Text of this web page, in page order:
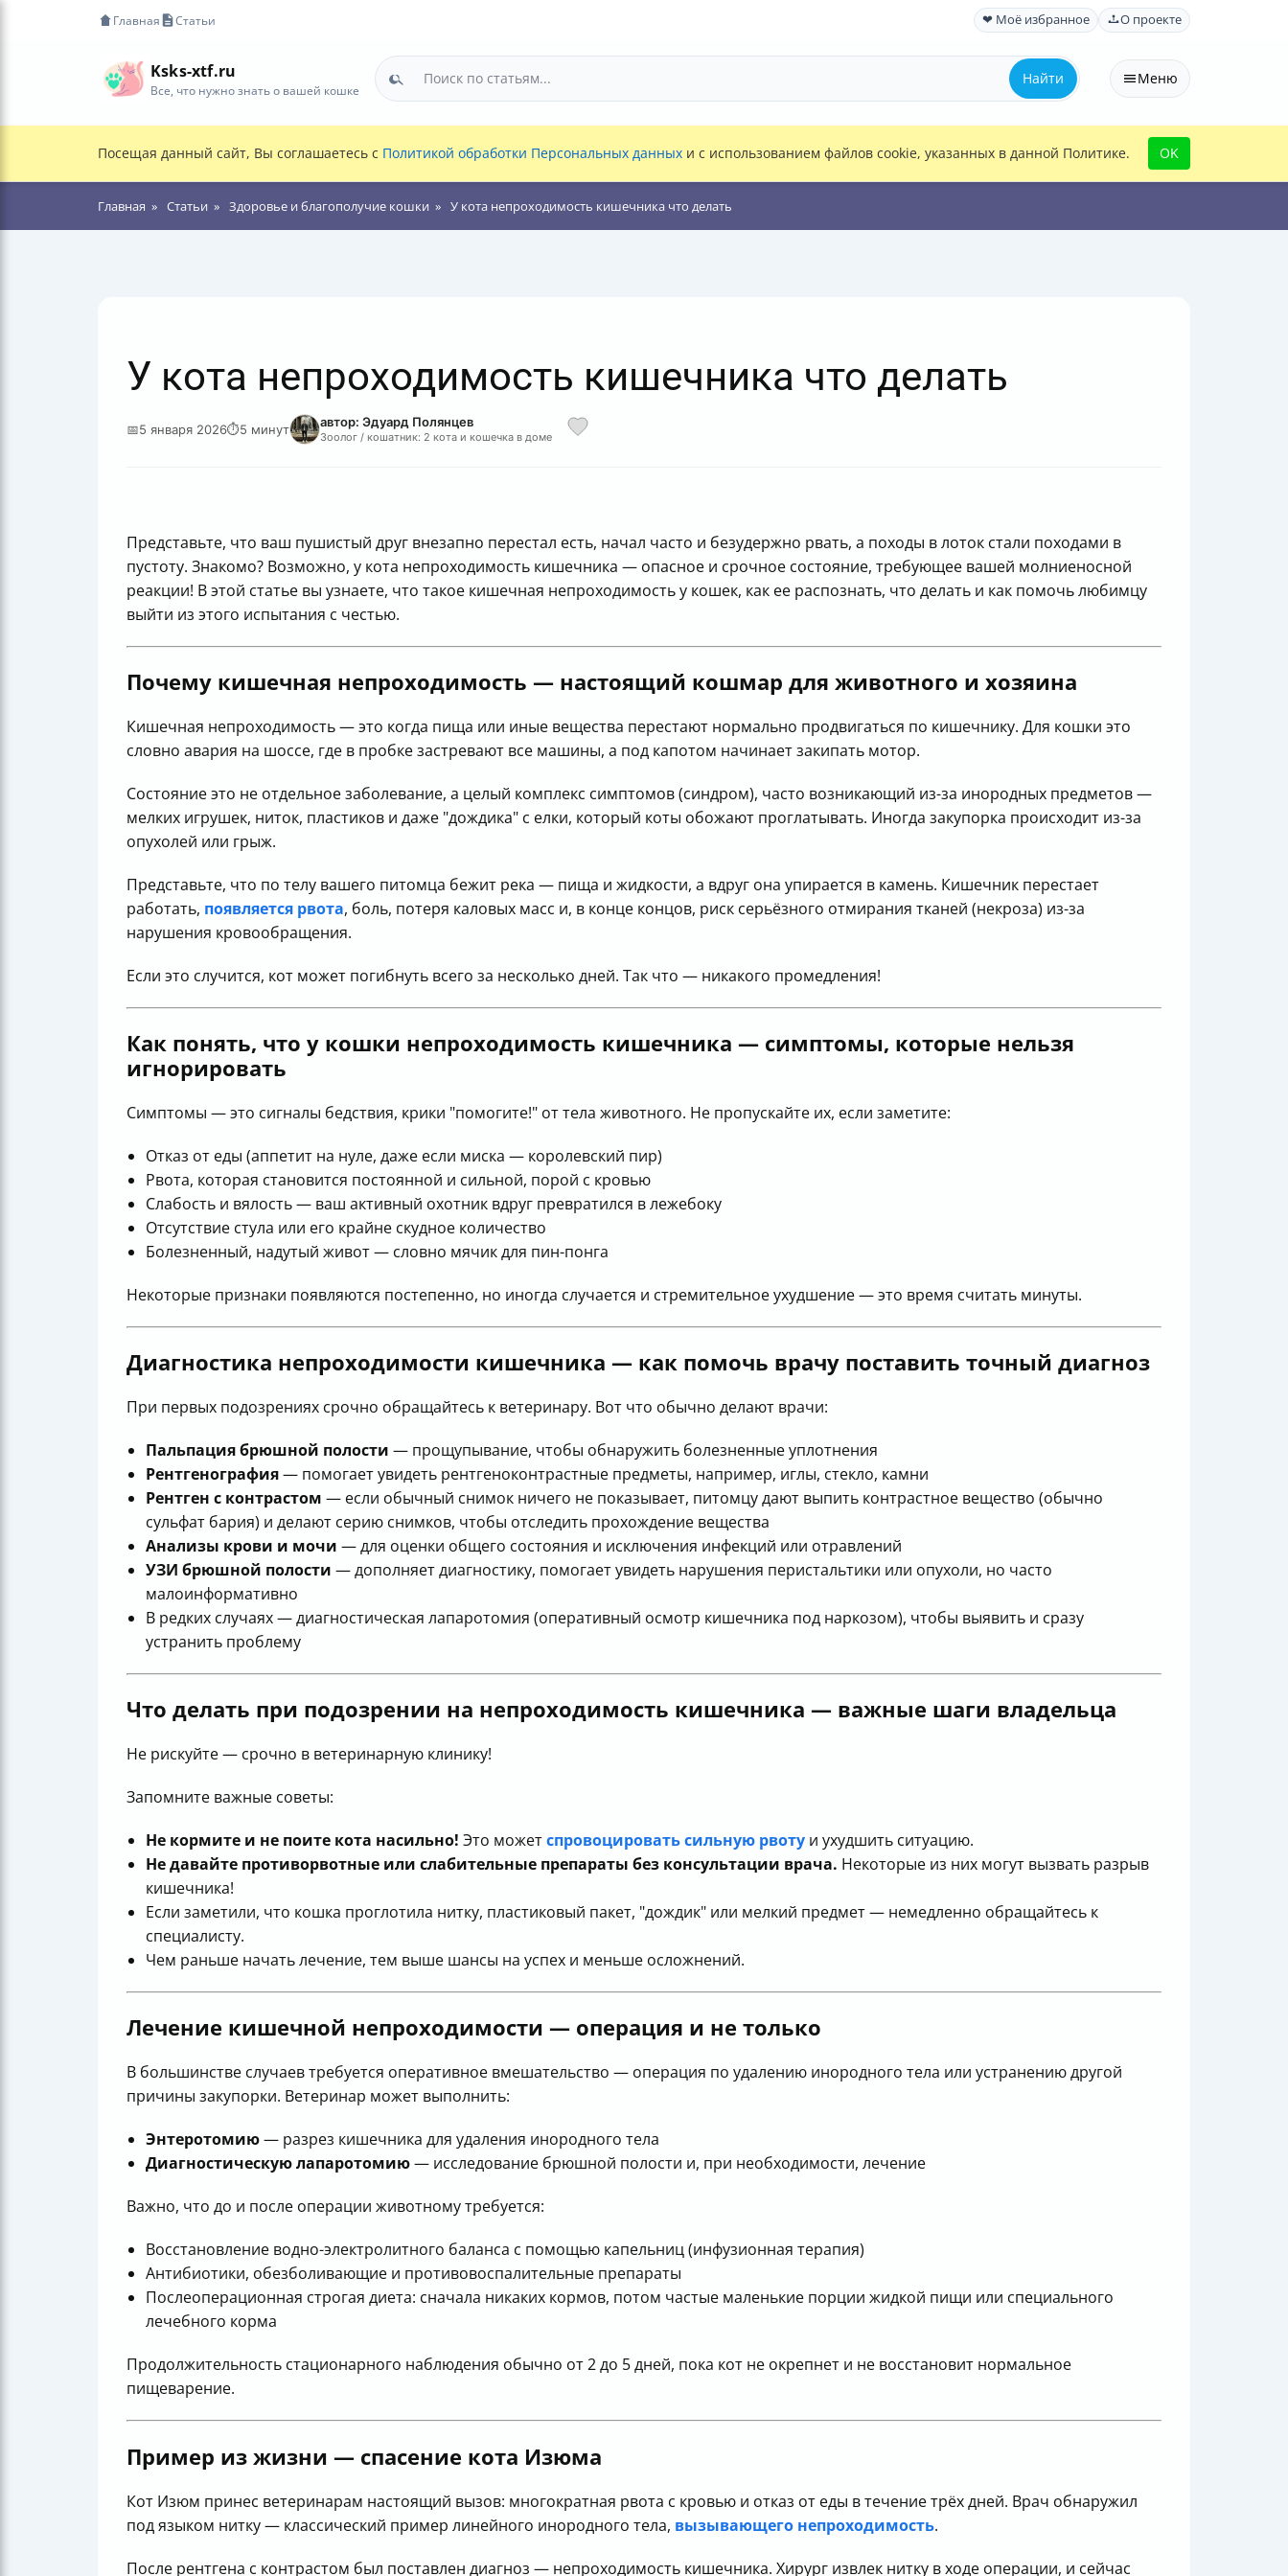
Главная Статьи ❤ Моё избранное О проекте
Ksks-xtf.ru
Все, что нужно знать о вашей кошке
Найти Меню
Посещая данный сайт, Вы соглашаетесь с Политикой обработки Персональных данных и с использованием файлов cookie, указанных в данной Политике. OK
Главная Статьи Здоровье и благополучие кошки У кота непроходимость кишечника что делать
У кота непроходимость кишечника что делать
📅5 января 2026⏱5 минут автор: Эдуард Полянцев
Зоолог / кошатник: 2 кота и кошечка в доме
Представьте, что ваш пушистый друг внезапно перестал есть, начал часто и безудержно рвать, а походы в лоток стали походами в
пустоту. Знакомо? Возможно, у кота непроходимость кишечника — опасное и срочное состояние, требующее вашей молниеносной
реакции! В этой статье вы узнаете, что такое кишечная непроходимость у кошек, как ее распознать, что делать и как помочь любимцу
выйти из этого испытания с честью.
Почему кишечная непроходимость — настоящий кошмар для животного и хозяина
Кишечная непроходимость — это когда пища или иные вещества перестают нормально продвигаться по кишечнику. Для кошки это
словно авария на шоссе, где в пробке застревают все машины, а под капотом начинает закипать мотор.
Состояние это не отдельное заболевание, а целый комплекс симптомов (синдром), часто возникающий из-за инородных предметов —
мелких игрушек, ниток, пластиков и даже "дождика" с елки, который коты обожают проглатывать. Иногда закупорка происходит из-за
опухолей или грыж.
Представьте, что по телу вашего питомца бежит река — пища и жидкости, а вдруг она упирается в камень. Кишечник перестает
работать, появляется рвота, боль, потеря каловых масс и, в конце концов, риск серьёзного отмирания тканей (некроза) из-за
нарушения кровообращения.
Если это случится, кот может погибнуть всего за несколько дней. Так что — никакого промедления!
Как понять, что у кошки непроходимость кишечника — симптомы, которые нельзя
игнорировать
Симптомы — это сигналы бедствия, крики "помогите!" от тела животного. Не пропускайте их, если заметите:
Отказ от еды (аппетит на нуле, даже если миска — королевский пир)
Рвота, которая становится постоянной и сильной, порой с кровью
Слабость и вялость — ваш активный охотник вдруг превратился в лежебоку
Отсутствие стула или его крайне скудное количество
Болезненный, надутый живот — словно мячик для пин-понга
Некоторые признаки появляются постепенно, но иногда случается и стремительное ухудшение — это время считать минуты.
Диагностика непроходимости кишечника — как помочь врачу поставить точный диагноз
При первых подозрениях срочно обращайтесь к ветеринару. Вот что обычно делают врачи:
Пальпация брюшной полости — прощупывание, чтобы обнаружить болезненные уплотнения
Рентгенография— помогает увидеть рентгеноконтрастные предметы, например, иглы, стекло, камни
Рентген с контрастом — если обычный снимок ничего не показывает, питомцу дают выпить контрастное вещество (обычно
сульфат бария) и делают серию снимков, чтобы отследить прохождение вещества
Анализы крови и мочи — для оценки общего состояния и исключения инфекций или отравлений
УЗИ брюшной полости — дополняет диагностику, помогает увидеть нарушения перистальтики или опухоли, но часто
малоинформативно
В редких случаях — диагностическая лапаротомия (оперативный осмотр кишечника под наркозом), чтобы выявить и сразу
устранить проблему
Что делать при подозрении на непроходимость кишечника — важные шаги владельца
Не рискуйте — срочно в ветеринарную клинику!
Запомните важные советы:
Не кормите и не поите кота насильно! Это можетспровоцировать сильную рвоту и ухудшить ситуацию.
Не давайте противорвотные или слабительные препараты без консультации врача. Некоторые из них могут вызвать разрыв
кишечника!
Если заметили, что кошка проглотила нитку, пластиковый пакет, "дождик" или мелкий предмет — немедленно обращайтесь к
специалисту.
Чем раньше начать лечение, тем выше шансы на успех и меньше осложнений.
Лечение кишечной непроходимости — операция и не только
В большинстве случаев требуется оперативное вмешательство — операция по удалению инородного тела или устранению другой
причины закупорки. Ветеринар может выполнить:
Энтеротомию— разрез кишечника для удаления инородного тела
Диагностическую лапаротомию— исследование брюшной полости и, при необходимости, лечение
Важно, что до и после операции животному требуется:
Восстановление водно-электролитного баланса с помощью капельниц (инфузионная терапия)
Антибиотики, обезболивающие и противовоспалительные препараты
Послеоперационная строгая диета: сначала никаких кормов, потом частые маленькие порции жидкой пищи или специального
лечебного корма
Продолжительность стационарного наблюдения обычно от 2 до 5 дней, пока кот не окрепнет и не восстановит нормальное
пищеварение.
Пример из жизни — спасение кота Изюма
Кот Изюм принес ветеринарам настоящий вызов: многократная рвота с кровью и отказ от еды в течение трёх дней. Врач обнаружил
под языком нитку — классический пример линейного инородного тела, вызывающего непроходимость.
После рентгена с контрастом был поставлен диагноз — непроходимость кишечника. Хирург извлек нитку в ходе операции, и сейчас